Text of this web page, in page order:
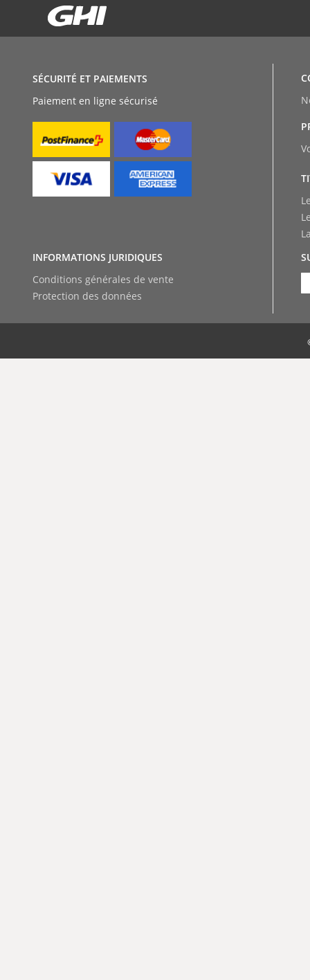
Protection des données
Conditions générales de vente
INFORMATIONS JURIDIQUES
Paiement en ligne sécurisé
SÉCURITÉ ET PAIEMENTS